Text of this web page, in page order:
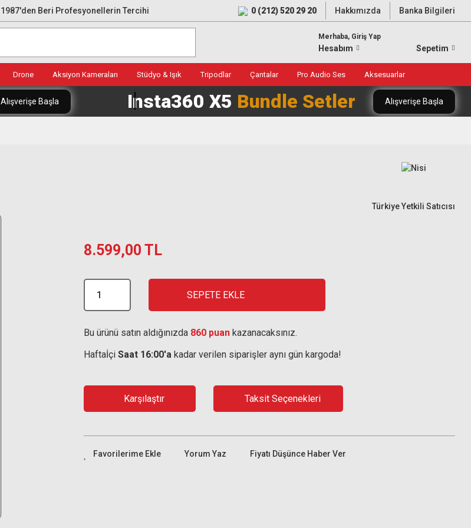
1987'den Beri Profesyonellerin Tercihi 0 (212) 520 29 20 Hakkımızda Banka Bilgileri
Merhaba, Giriş Yap
Hesabım Sepetim
Drone Aksiyon Kameraları Stüdyo & Işık Tripodlar Çantalar Pro Audio Ses Aksesuarlar
Alışverişe Başla Insta360 X5 Bundle Setler Alışverişe Başla
Türkiye Yetkili Satıcısı
8.599,00 TL
SEPETE EKLE
Bu ürünü satın aldığınızda 860 puan kazanacaksınız.
Haftaİçi Saat 16:00'a kadar verilen siparişler aynı gün kargoda!
Karşılaştır Taksit Seçenekleri
Yorum Yaz Fiyatı Düşünce Haber Ver